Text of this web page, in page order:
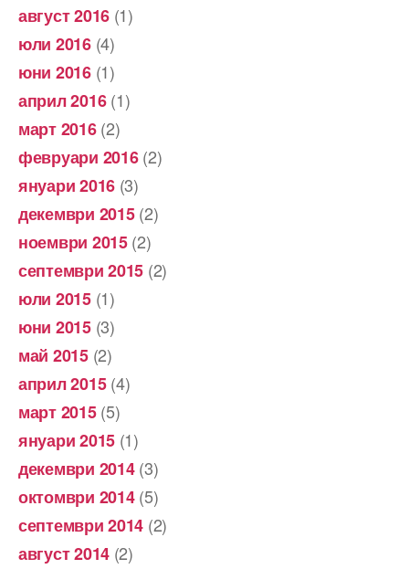
август 2016 (1)
юли 2016(4)
юни 2016(1)
април 2016(1)
март 2016(2)
февруари 2016(2)
януари 2016 (3)
декември 2015(2)
ноември 2015(2)
септември 2015 (2)
юли 2015(1)
юни 2015(3)
май 2015(2)
април 2015(4)
март 2015(5)
януари 2015 (1)
декември 2014(3)
октомври 2014(5)
септември 2014 (2)
август 2014 (2)